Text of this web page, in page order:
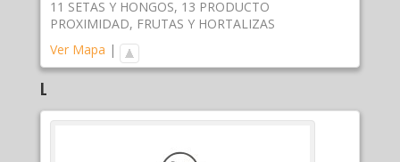
11 SETAS Y HONGOS, 13 PRODUCTO
PROXIMIDAD, FRUTAS Y HORTALIZAS
Ver Mapa |
L